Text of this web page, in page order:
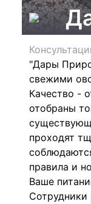
"Дары
свежими
Качество -
отобраны
проходят
правила и
Ваше
Сотрудники